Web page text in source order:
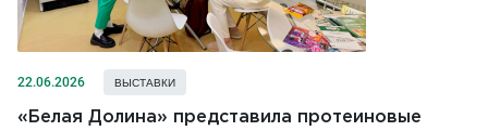
22.06.2026 ВЫСТАВКИ
«Белая Долина» представила протеиновые